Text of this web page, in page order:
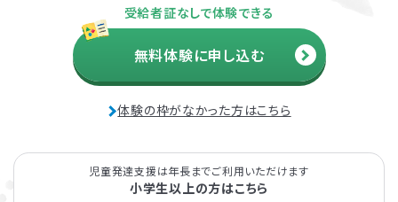
発達障害とは
個人情報保護方針 サイトマップ
受給者証なしで体験できる
無料体験に申し込む
体験の枠がなかった方はこちら
児童発達支援は年長までご利用いただけます
小学生以上の方はこちら
LITALICOジュニア
枚方教室
京阪本線・交野線「枚方市駅」東出口より徒歩5分
京阪交野線「宮之阪駅」より徒歩9分